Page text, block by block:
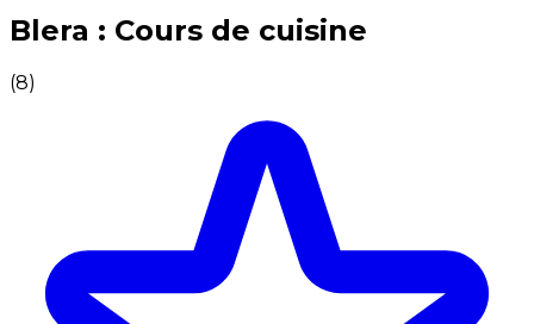
Expériences culinaires inoubliables : Expériences
Blera : Cours de cuisine
(8)